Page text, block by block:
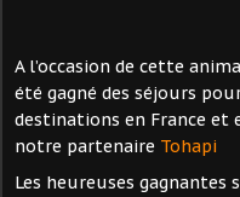
A l’occasion de cette
été gagné des séjours
destinations en France et
notre partenaire Tohapi
Les heureuses gagnantes